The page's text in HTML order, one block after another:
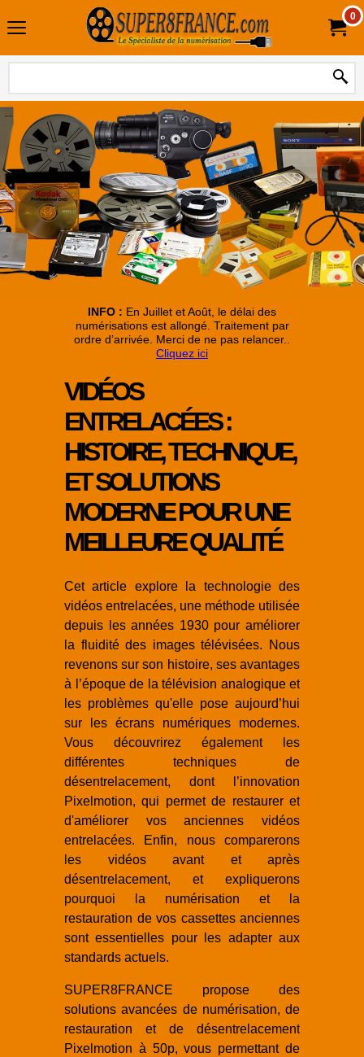
0
INFO : En Juillet et Août, le délai des
numérisations est allongé. Traitement par
ordre d’arrivée. Merci de ne pas relancer..
Cliquez ici
VIDÉOS
ENTRELACÉES :
HISTOIRE, TECHNIQUE,
ET SOLUTIONS
MODERNE POUR UNE
MEILLEURE QUALITÉ
Cet article explore la technologie des
vidéos entrelacées, une méthode utilisée
depuis les années 1930 pour améliorer
la fluidité des images télévisées. Nous
revenons sur son histoire, ses avantages
à l’époque de la télévision analogique et
les problèmes qu'elle pose aujourd’hui
sur les écrans numériques modernes.
Vous découvrirez également les
différentes techniques de
désentrelacement, dont l’innovation
Pixelmotion, qui permet de restaurer et
d'améliorer vos anciennes vidéos
entrelacées. Enfin, nous comparerons
les vidéos avant et après
désentrelacement, et expliquerons
pourquoi la numérisation et la
restauration de vos cassettes anciennes
sont essentielles pour les adapter aux
standards actuels.
SUPER8FRANCE propose des
solutions avancées de numérisation, de
restauration et de désentrelacement
Pixelmotion à 50p, vous permettant de